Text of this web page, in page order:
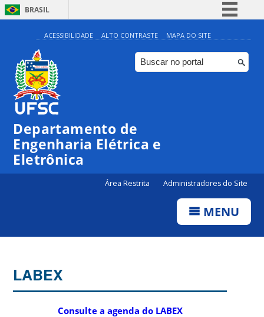
BRASIL
Simplifique!
Comunica BR
Participe
ACESSIBILIDADE ALTO CONTRASTE MAPA DO SITE
Departamento de
Engenharia Elétrica e
Eletrônica
Área Restrita Administradores do Site
MENU
LABEX
Consulte a agenda do LABEX